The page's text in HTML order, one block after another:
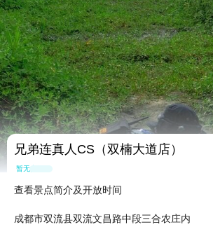
兄弟连真人CS（双楠大道店）
暂无点评
查看景点简介及开放时间
成都市双流县双流文昌路中段三合农庄内
